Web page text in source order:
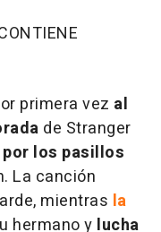
primera vez al
de Stranger
los pasillos
La canción
mientras la
hermano y lucha